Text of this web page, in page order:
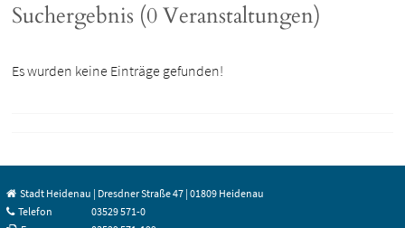
Suchergebnis (0 Veranstaltungen)
Es wurden keine Einträge gefunden!
Stadt Heidenau | Dresdner Straße 47 | 01809 Heidenau
Telefon
03529 571-0